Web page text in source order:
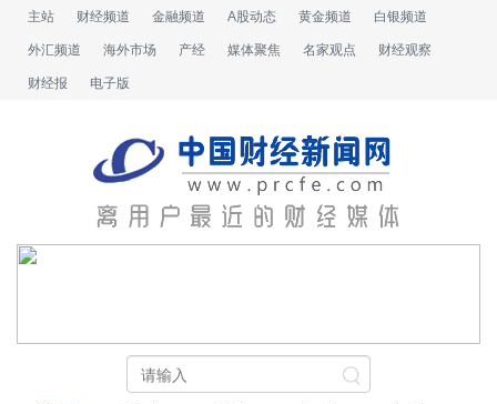
主站 财经频道 金融频道 A股动态 黄金频道 白银频道
外汇频道 海外市场 产经 媒体聚焦 名家观点 财经观察
财经报 电子版